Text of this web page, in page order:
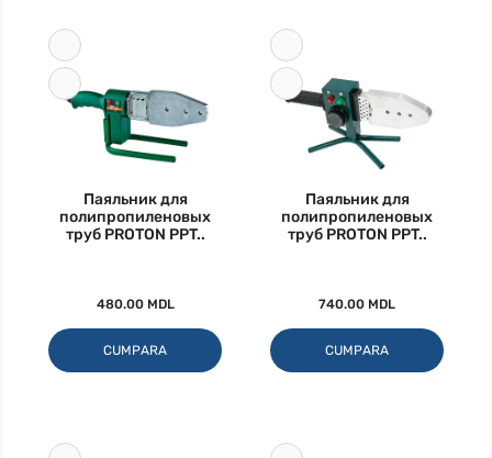
Паяльник для
полипропиленовых
труб PROTON PPT..
480.00 MDL
CUMPARA
Паяльник для
полипропиленовых
труб PROTON PPT..
740.00 MDL
CUMPARA